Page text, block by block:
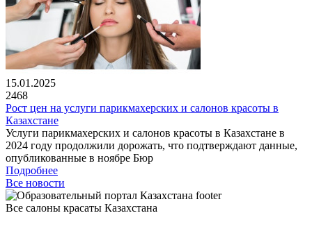
15.01.2025
2468
Рост цен на услуги парикмахерских и салонов красоты в
Казахстане
Услуги парикмахерских и салонов красоты в Казахстане в
2024 году продолжили дорожать, что подтверждают данные,
опубликованные в ноябре Бюр
Подробнее
Все новости
Все салоны красаты Казахстана